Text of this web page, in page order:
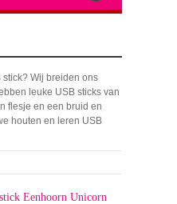
Wij breiden ons
leuke USB sticks van
flesje en een bruid en
houten en leren USB
Eenhoorn Unicorn